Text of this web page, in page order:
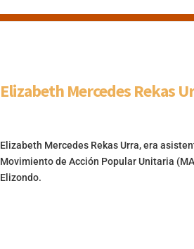
Elizabeth Mercedes Rekas
Elizabeth Mercedes Rekas Urra, era
Movimiento de Acción Popular Unitaria
Elizondo.